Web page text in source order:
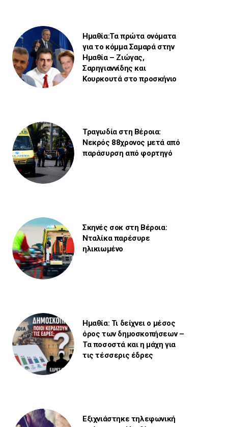
Ημαθία:Τα πρώτα ονόματα
για το κόμμα Σαμαρά στην
Ημαθία – Ζιώγας,
Σαρηγιαννίδης και
Κουρκουτά στο προσκήνιο
Τραγωδία στη Βέροια:
Νεκρός 88χρονος μετά από
παράσυρση από φορτηγό
Σκηνές σοκ στη Βέροια:
Νταλίκα παρέσυρε
ηλικιωμένο
Ημαθία: Τι δείχνει ο μέσος
όρος των δημοσκοπήσεων –
Τα ποσοστά και η μάχη για
τις τέσσερις έδρες
Εξιχνιάστηκε τηλεφωνική